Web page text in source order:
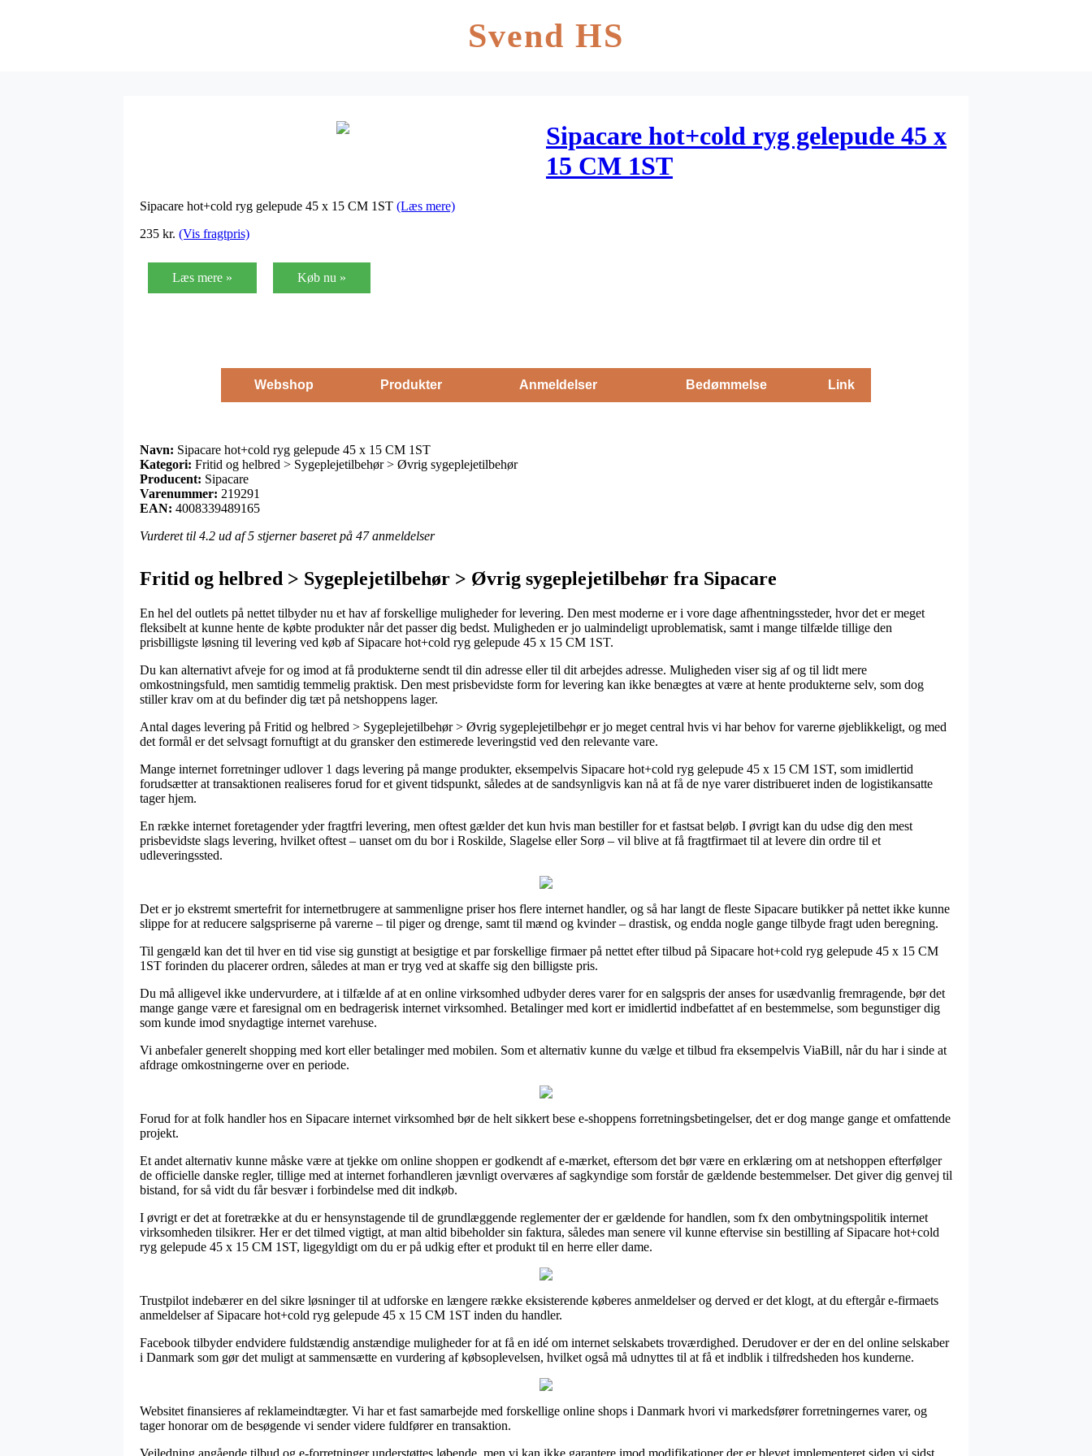
Svend HS
Sipacare hot+cold ryg gelepude 45 x
15 CM 1ST
Sipacare hot+cold ryg gelepude 45 x 15 CM 1ST (Læs mere)
235 kr. (Vis fragtpris)
Læs mere » Køb nu »
Webshop Produkter Anmeldelser Bedømmelse Link
Navn: Sipacare hot+cold ryg gelepude 45 x 15 CM 1ST
Kategori: Fritid og helbred > Sygeplejetilbehør > Øvrig sygeplejetilbehør
Producent: Sipacare
Varenummer: 219291
EAN: 4008339489165
Vurderet til 4.2 ud af 5 stjerner baseret på 47anmeldelser
Fritid og helbred > Sygeplejetilbehør > Øvrig sygeplejetilbehør fra Sipacare
En hel del outlets på nettet tilbyder nu et hav af forskellige muligheder for levering. Den mest moderne er i vore dage afhentningssteder, hvor det er meget
fleksibelt at kunne hente de købte produkter når det passer dig bedst. Muligheden er jo ualmindeligt uproblematisk, samt i mange tilfælde tillige den
prisbilligste løsning til levering ved køb af Sipacare hot+cold ryg gelepude 45 x 15 CM 1ST.
Du kan alternativt afveje for og imod at få produkterne sendt til din adresse eller til dit arbejdes adresse. Muligheden viser sig af og til lidt mere
omkostningsfuld, men samtidig temmelig praktisk. Den mest prisbevidste form for levering kan ikke benægtes at være at hente produkterne selv, som dog
stiller krav om at du befinder dig tæt på netshoppens lager.
Antal dages levering på Fritid og helbred > Sygeplejetilbehør > Øvrig sygeplejetilbehør er jo meget central hvis vi har behov for varerne øjeblikkeligt, og med
det formål er det selvsagt fornuftigt at du gransker den estimerede leveringstid ved den relevante vare.
Mange internet forretninger udlover 1 dags levering på mange produkter, eksempelvis Sipacare hot+cold ryg gelepude 45 x 15 CM 1ST, som imidlertid
forudsætter at transaktionen realiseres forud for et givent tidspunkt, således at de sandsynligvis kan nå at få de nye varer distribueret inden de logistikansatte
tager hjem.
En række internet foretagender yder fragtfri levering, men oftest gælder det kun hvis man bestiller for et fastsat beløb. I øvrigt kan du udse dig den mest
prisbevidste slags levering, hvilket oftest – uanset om du bor i Roskilde, Slagelse eller Sorø – vil blive at få fragtfirmaet til at levere din ordre til et
udleveringssted.
Det er jo ekstremt smertefrit for internetbrugere at sammenligne priser hos flere internet handler, og så har langt de fleste Sipacare butikker på nettet ikke kunne
slippe for at reducere salgspriserne på varerne – til piger og drenge, samt til mænd og kvinder – drastisk, og endda nogle gange tilbyde fragt uden beregning.
Til gengæld kan det til hver en tid vise sig gunstigt at besigtige et par forskellige firmaer på nettet efter tilbud på Sipacare hot+cold ryg gelepude 45 x 15 CM
1ST forinden du placerer ordren, således at man er tryg ved at skaffe sig den billigste pris.
Du må alligevel ikke undervurdere, at i tilfælde af at en online virksomhed udbyder deres varer for en salgspris der anses for usædvanlig fremragende, bør det
mange gange være et faresignal om en bedragerisk internet virksomhed. Betalinger med kort er imidlertid indbefattet af en bestemmelse, som begunstiger dig
som kunde imod snydagtige internet varehuse.
Vi anbefaler generelt shopping med kort eller betalinger med mobilen. Som et alternativ kunne du vælge et tilbud fra eksempelvis ViaBill, når du har i sinde at
afdrage omkostningerne over en periode.
Forud for at folk handler hos en Sipacare internet virksomhed bør de helt sikkert bese e-shoppens forretningsbetingelser, det er dog mange gange et omfattende
projekt.
Et andet alternativ kunne måske være at tjekke om online shoppen er godkendt af e-mærket, eftersom det bør være en erklæring om at netshoppen efterfølger
de officielle danske regler, tillige med at internet forhandleren jævnligt overværes af sagkyndige som forstår de gældende bestemmelser. Det giver dig genvej til
bistand, for så vidt du får besvær i forbindelse med dit indkøb.
I øvrigt er det at foretrække at du er hensynstagende til de grundlæggende reglementer der er gældende for handlen, som fx den ombytningspolitik internet
virksomheden tilsikrer. Her er det tilmed vigtigt, at man altid bibeholder sin faktura, således man senere vil kunne eftervise sin bestilling af Sipacare hot+cold
ryg gelepude 45 x 15 CM 1ST, ligegyldigt om du er på udkig efter et produkt til en herre eller dame.
Trustpilot indebærer en del sikre løsninger til at udforske en længere række eksisterende køberes anmeldelser og derved er det klogt, at du eftergår e-firmaets
anmeldelser af Sipacare hot+cold ryg gelepude 45 x 15 CM 1ST inden du handler.
Facebook tilbyder endvidere fuldstændig anstændige muligheder for at få en idé om internet selskabets troværdighed. Derudover er der en del online selskaber
i Danmark som gør det muligt at sammensætte en vurdering af købsoplevelsen, hvilket også må udnyttes til at få et indblik i tilfredsheden hos kunderne.
Websitet finansieres af reklameindtægter. Vi har et fast samarbejde med forskellige online shops i Danmark hvori vi markedsfører forretningernes varer, og
tager honorar om de besøgende vi sender videre fuldfører en transaktion.
Vejledning angående tilbud og e-forretninger understøttes løbende, men vi kan ikke garantere imod modifikationer der er blevet implementeret siden vi sidst